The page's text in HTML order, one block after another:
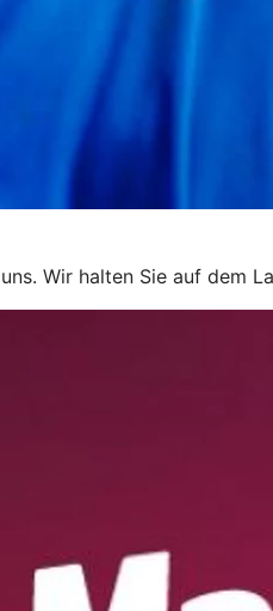
Wir halten Sie auf dem